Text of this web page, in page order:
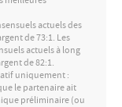
actuels des
de 73:1. Les
actuels à long
de 82:1.
uniquement :
le partenaire ait
préliminaire (ou